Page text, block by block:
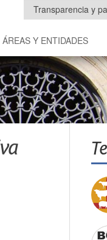
Transparencia y
ÁREAS Y ENTIDADES